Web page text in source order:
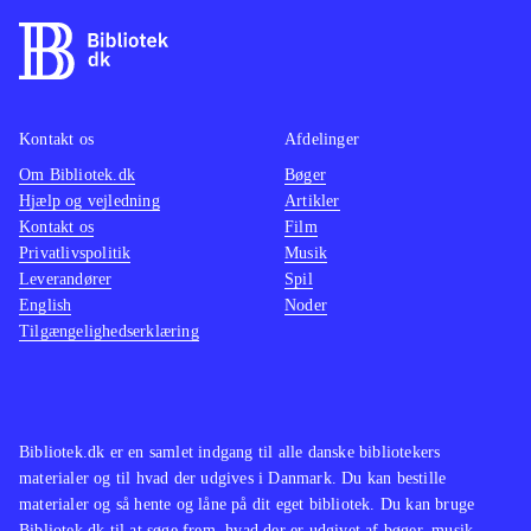
Bibliotek.dk er en samlet indgang til alle danske bibliotekers
materialer og til hvad der udgives i Danmark. Du kan bestille
materialer og så hente og låne på dit eget bibliotek. Du kan bruge
Kontakt os
Om Bibliotek.dk
Hjælp og vejledning
Kontakt os
Privatlivspolitik
Leverandører
English
Tilgængelighedserklæring
Afdelinger
Bøger
Artikler
Film
Musik
Spil
Noder